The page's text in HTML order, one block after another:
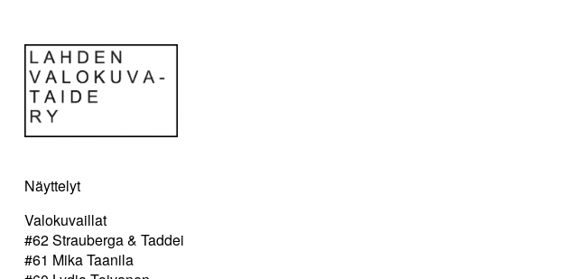
Näyttelyt
Valokuvaillat
#62 Strauberga & Taddei
#61 Mika Taanila